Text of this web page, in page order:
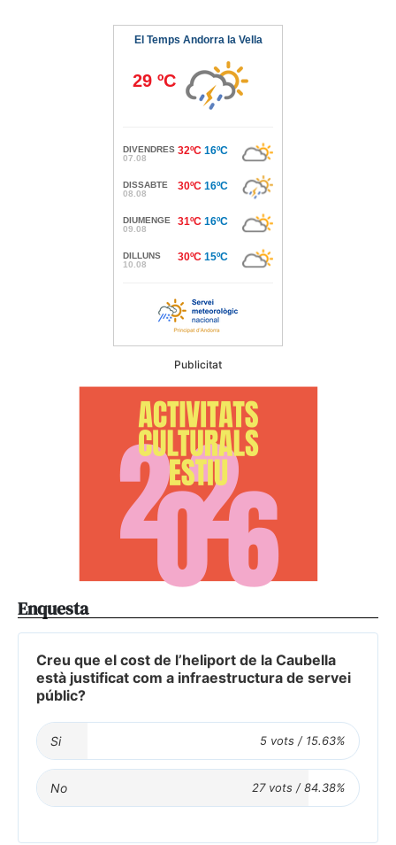
Publicitat
Enquesta
Creu que el cost de l’heliport de la Caubella
està justificat com a infraestructura de servei
públic?
Si
No